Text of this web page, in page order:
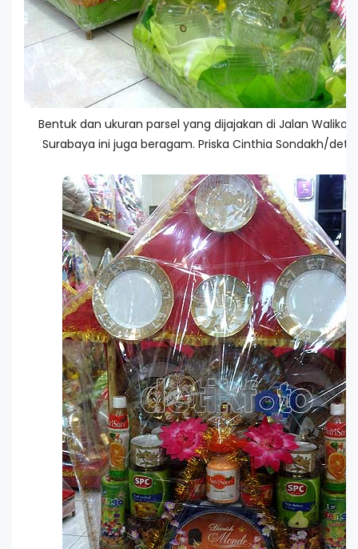
Bentuk dan ukuran parsel yang dijajakan di Jalan
Surabaya ini juga beragam. Priska Cinthia Sondakh/